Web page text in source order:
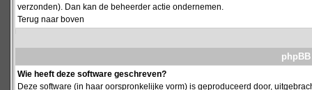
verzonden). Dan kan de beheerder actie ondernemen.
Terug naar boven
Wie heeft deze software geschreven?
Deze software (in haar oorspronkelijke vorm) is geproduceerd door,